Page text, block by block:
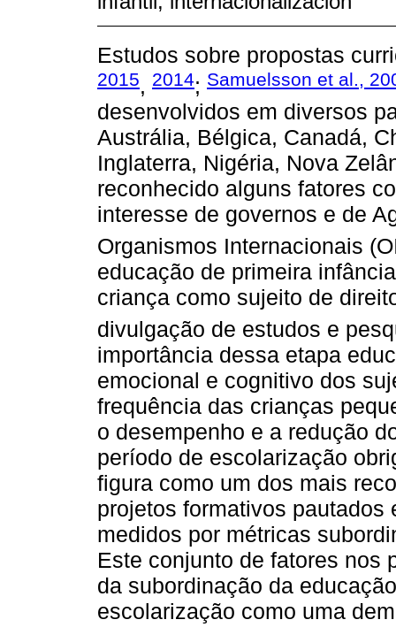
Estudos sobre propostas
2015, 2014; Samuelsson et al.,
desenvolvidos em diversos
Austrália, Bélgica, Canadá,
Inglaterra, Nigéria, Nova
reconhecido alguns fatores
interesse de governos e de
Organismos Internacionais
educação de primeira
criança como sujeito de
divulgação de estudos e
importância dessa etapa
emocional e cognitivo dos
frequência das crianças
o desempenho e a redução
período de escolarização
figura como um dos mais
projetos formativos
medidos por métricas
Este conjunto de fatores nos
da subordinação da
escolarização como uma